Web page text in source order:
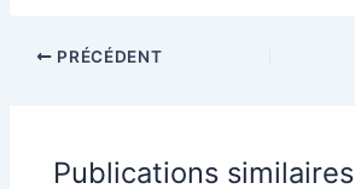
PRÉCÉDENT
Publications similaires